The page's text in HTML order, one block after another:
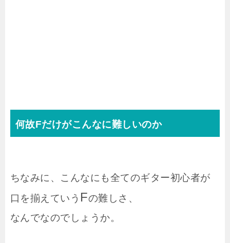
何故Fだけがこんなに難しいのか
ちなみに、こんなにも全てのギター初心者が
口を揃えていう Fの難しさ、
なんでなのでしょうか。